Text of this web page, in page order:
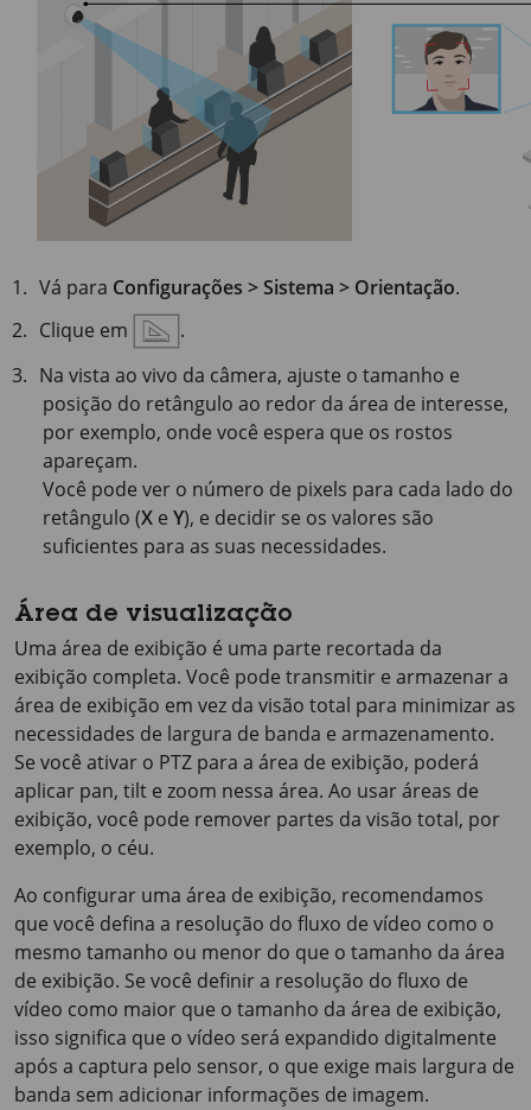
Vá para Configurações > Sistema > Orientação.
Clique em
.
Na vista ao vivo da câmera, ajuste o tamanho e
posição do retângulo ao redor da área de interesse,
por exemplo, onde você espera que os rostos
apareçam.
Você pode ver o número de pixels para cada lado do
retângulo (X e Y), e decidir se os valores são
suficientes para as suas necessidades.
Área de visualização
Uma área de exibição é uma parte recortada da
exibição completa. Você pode transmitir e armazenar a
área de exibição em vez da visão total para minimizar as
necessidades de largura de banda e armazenamento.
Se você ativar o PTZ para a área de exibição, poderá
aplicar pan, tilt e zoom nessa área. Ao usar áreas de
exibição, você pode remover partes da visão total, por
exemplo, o céu.
Ao configurar uma área de exibição, recomendamos
que você defina a resolução do fluxo de vídeo como o
mesmo tamanho ou menor do que o tamanho da área
de exibição. Se você definir a resolução do fluxo de
vídeo como maior que o tamanho da área de exibição,
isso significa que o vídeo será expandido digitalmente
após a captura pelo sensor, o que exige mais largura de
banda sem adicionar informações de imagem.